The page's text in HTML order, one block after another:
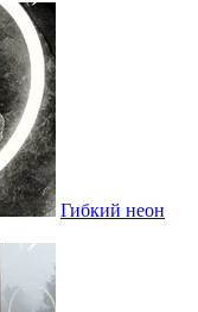
Гибкий неон